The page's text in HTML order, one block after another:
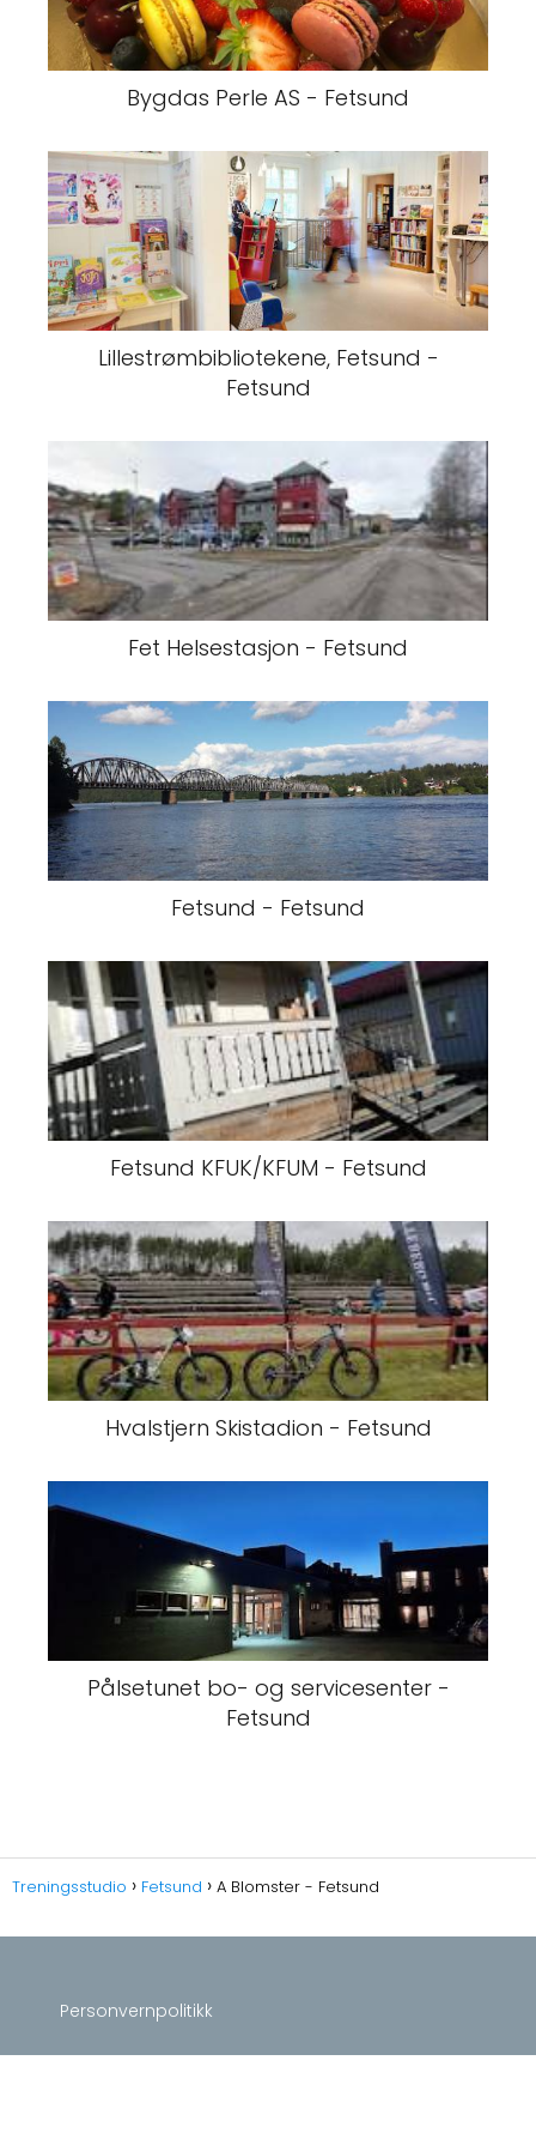
Bygdas Perle AS - Fetsund
Lillestrømbibliotekene, Fetsund -
Fetsund
Fet Helsestasjon - Fetsund
Fetsund - Fetsund
Fetsund KFUK/KFUM - Fetsund
Hvalstjern Skistadion - Fetsund
Pålsetunet bo- og servicesenter -
Fetsund
Treningsstudio Fetsund A Blomster - Fetsund
Personvernpolitikk